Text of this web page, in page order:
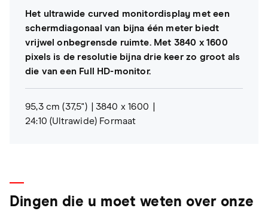
Het ultrawide curved monitordisplay met een
schermdiagonaal van bijna één meter biedt
vrijwel onbegrensde ruimte. Met 3840 x 1600
pixels is de resolutie bijna drie keer zo groot als
die van een Full HD-monitor.
95,3 cm (37,5")
3840 x 1600
24:10 (Ultrawide) Formaat
Dingen die u moet weten over onze